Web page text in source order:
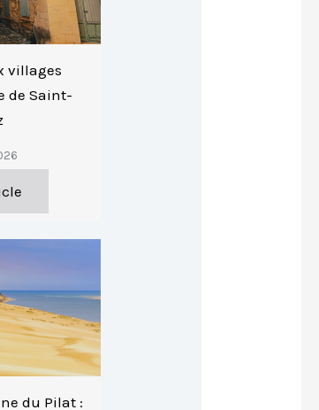
villages
de Saint-
du Pilat :